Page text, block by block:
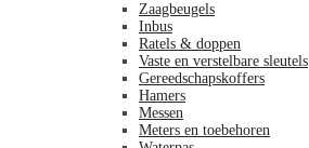
Zaagbeugels
Inbus
Ratels & doppen
Vaste en verstelbare sleutels
Gereedschapskoffers
Hamers
Messen
Meters en toebehoren